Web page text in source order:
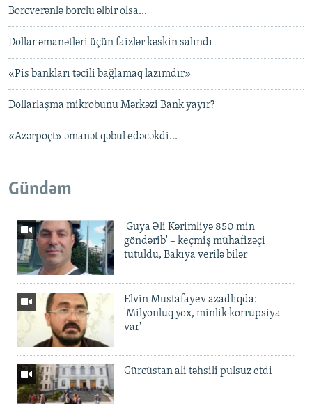
Borcverənlə borclu əlbir olsa...
Dollar əmanətləri üçün faizlər kəskin salındı
«Pis bankları təcili bağlamaq lazımdır»
Dollarlaşma mikrobunu Mərkəzi Bank yayır?
«Azərpoçt» əmanət qəbul edəcəkdi...
Gündəm
'Guya Əli Kərimliyə 850 min
göndərib' – keçmiş mühafizəçi
tutuldu, Bakıya verilə bilər
Elvin Mustafayev azadlıqda:
'Milyonluq yox, minlik korrupsiya
var'
Gürcüstan ali təhsili pulsuz etdi